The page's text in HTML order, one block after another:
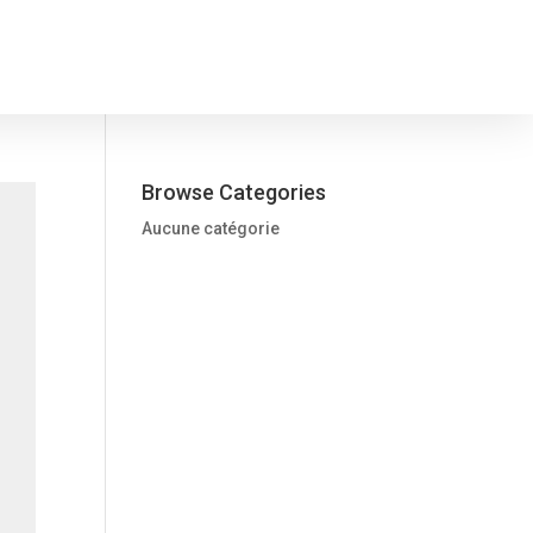
Browse Categories
Aucune catégorie